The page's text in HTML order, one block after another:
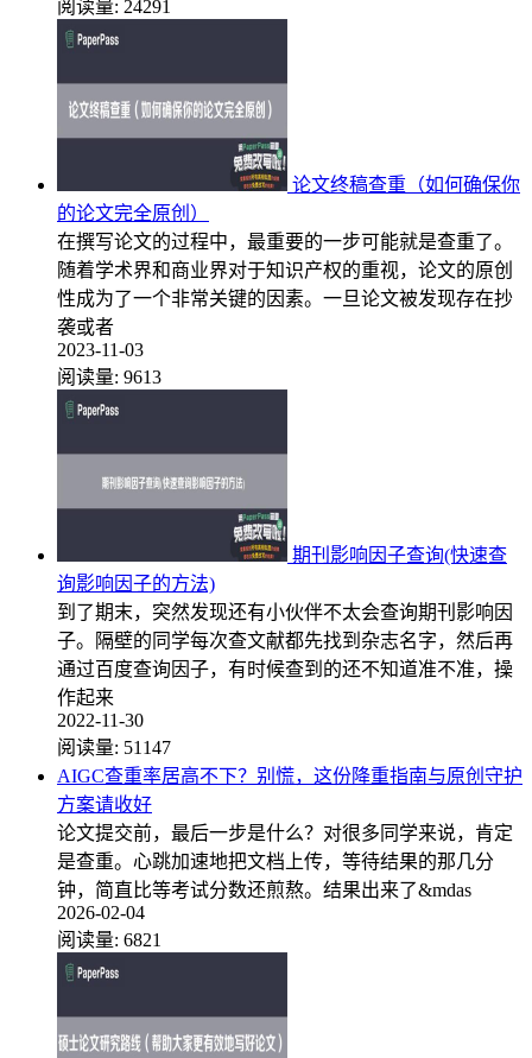
阅读量: 24291
论文终稿查重（如何确保你
的论文完全原创）
在撰写论文的过程中，最重要的一步可能就是查重了。
随着学术界和商业界对于知识产权的重视，论文的原创
性成为了一个非常关键的因素。一旦论文被发现存在抄
袭或者
2023-11-03
阅读量: 9613
期刊影响因子查询(快速查
询影响因子的方法)
到了期末，突然发现还有小伙伴不太会查询期刊影响因
子。隔壁的同学每次查文献都先找到杂志名字，然后再
通过百度查询因子，有时候查到的还不知道准不准，操
作起来
2022-11-30
阅读量: 51147
AIGC查重率居高不下？别慌，这份降重指南与原创守护
方案请收好
论文提交前，最后一步是什么？对很多同学来说，肯定
是查重。心跳加速地把文档上传，等待结果的那几分
钟，简直比等考试分数还煎熬。结果出来了&mdas
2026-02-04
阅读量: 6821